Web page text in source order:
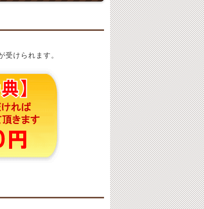
受けられます。